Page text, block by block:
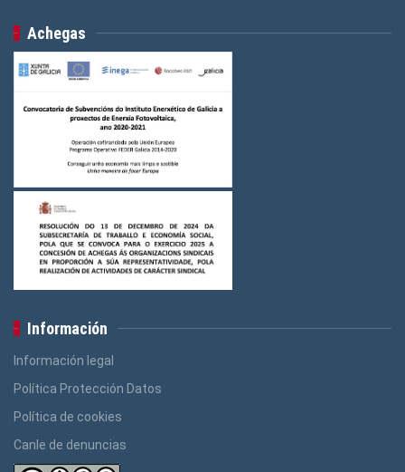
Achegas
Información
Información legal
Política Protección Datos
Política de cookies
Canle de denuncias